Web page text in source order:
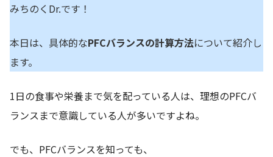
みちのくDr.です！
本日は、具体的なPFCバランスの計算方法について紹介し
ます。
1日の食事や栄養まで気を配っている人は、理想のPFCバ
ランスまで意識している人が多いですよね。
でも、PFCバランスを知っても、